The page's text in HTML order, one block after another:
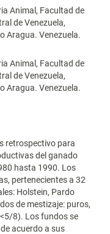
Animal, Facultad de
de Venezuela,
Aragua. Venezuela.
Animal, Facultad de
de Venezuela,
Aragua. Venezuela.
retrospectivo para
del ganado
hasta 1990. Los
pertenecientes a 32
Holstein, Pardo
de mestizaje: puros,
8). Los fundos se
acuerdo a sus